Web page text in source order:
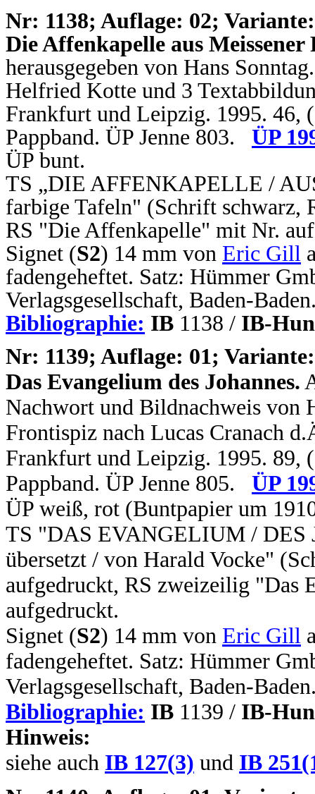
Nr: 1138; Auflage: 02;
Die Affenkapelle aus Meissener
herausgegeben von Hans
Helfried Kotte und 3
Frankfurt und Leipzig. 1995. 46,
Pappband. ÜP Jenne 803.
ÜP
ÜP bunt.
TS „DIE AFFENKAPELLE /
farbige Tafeln" (Schrift schwarz,
RS "Die Affenkapelle" mit Nr.
Signet (S2) 14 mm von Eric Gill
fadengeheftet. Satz: Hümmer
Verlagsgesellschaft, Baden-
Bibliographie: IB 1138 / IB-
Nr: 1139; Auflage: 01;
Das Evangelium des Johannes.
Nachwort und Bildnachweis
Frontispiz nach Lucas Cranach
Frankfurt und Leipzig. 1995. 89,
Pappband. ÜP Jenne 805.
ÜP
ÜP weiß, rot (Buntpapier um
TS "DAS EVANGELIUM / DES
übersetzt / von Harald Vocke"
aufgedruckt, RS zweizeilig "Das
aufgedruckt.
Signet (S2) 14 mm von Eric Gill
fadengeheftet. Satz: Hümmer
Verlagsgesellschaft, Baden-
Bibliographie: IB 1139 / IB-
Hinweis:
siehe auch IB 127(3) und IB